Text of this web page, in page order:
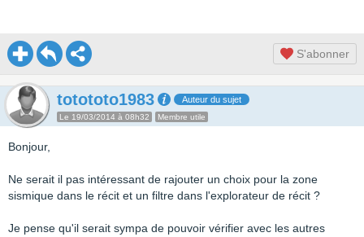
S'abonner
totototo1983 Auteur du sujet
Le 19/03/2014 à 08h32 Membre utile
Bonjour,
Ne serait il pas intéressant de rajouter un choix pour la zone
sismique dans le récit et un filtre dans l'explorateur de récit ?
Je pense qu'il serait sympa de pouvoir vérifier avec les autres